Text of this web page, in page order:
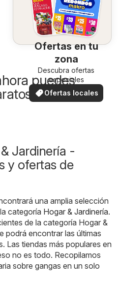
Ofertas en tu
zona
Descubra ofertas
especiales
Ofertas locales
puedes
Jardinería -
y ofertas de
una amplia selección
categoría Hogar & Jardinería.
de la categoría Hogar &
podrá encontrar las últimas
Las tiendas más populares en
no es todo. Recopilamos
sobre gangas en un solo